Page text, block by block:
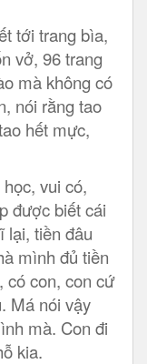
tới trang bìa,
vở, 96 trang
mà không có
nói rằng tao
hết mực,
vui có,
được biết cái
lại, tiền đâu
mình đủ tiền
có con, con cứ
Má nói vậy
mà. Con đi
kia.